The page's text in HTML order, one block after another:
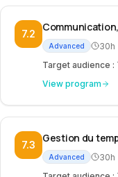
7.2
Advanced
30h
Target audience :
View program
7.3
Gestion du
Advanced
30h